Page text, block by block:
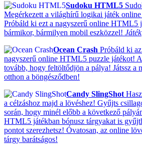
Sudoku HTML5
Megérkezett a világhírű logikai játék
Próbáld ki ezt a nagyszerű online HTML5
bármikor, bármilyen mobil eszközzel! Játék
Ocean Crash Próbáld ki
nagyszerű online HTML5 puzzle játékot!
tovább, hogy feltöltődjön a pálya! Játssz a
otthon a böngésződben!
Candy SlingShot
a célzáshoz majd a lövéshez! Gyűjts
során, hogy minél előbb a következő
HTML5 játékban bónusz tárgyakat is
pontot szerezhetsz! Óvatosan, az online
tárgy barátságos!